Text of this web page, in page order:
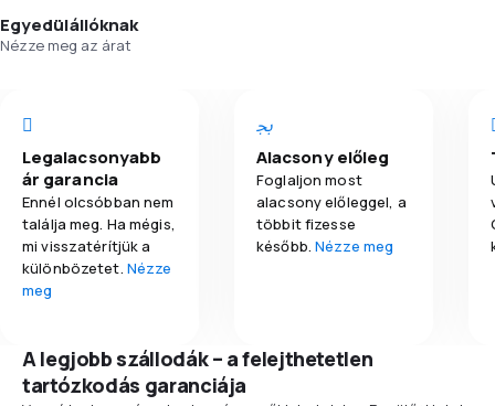
Egyedülállóknak
Nézze meg az árat
Legalacsonyabb
ár garancia
Ennél olcsóbban nem
találja meg. Ha mégis,
mi visszatérítjük a
különbözetet. Nézze
meg
Alacsony előleg
Foglaljon most
alacsony előleggel, a
többit fizesse
később.Nézze meg
A legjobb szállodák – a felejthetetlen
tartózkodás garanciája